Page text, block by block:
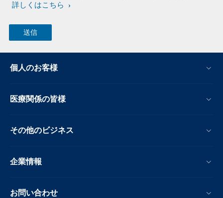
詳しくはこちら
個人のお客様
医療関係の皆様
その他のビジネス
企業情報
お問い合わせ